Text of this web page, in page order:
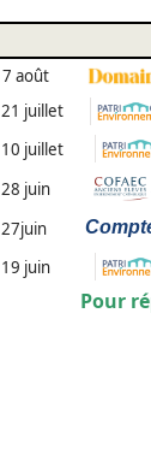
7 août
21 juillet
10 juillet
28 juin
27juin
19 juin
Pour